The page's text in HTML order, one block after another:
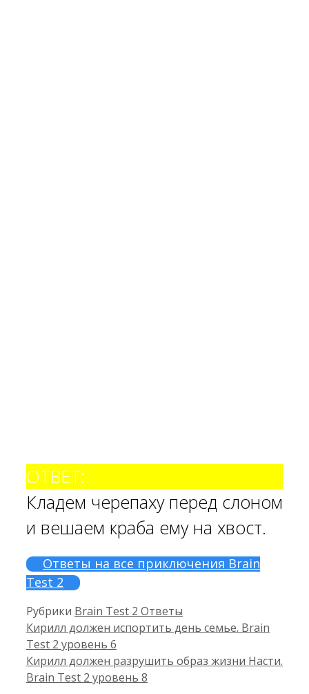
ОТВЕТ:
Кладем черепаху перед слоном
и вешаем краба ему на хвост.
Ответы на все приключения Brain
Test 2
Рубрики Brain Test 2 Ответы
Кирилл должен испортить день семье. Brain
Test 2 уровень 6
Кирилл должен разрушить образ жизни Насти.
Brain Test 2 уровень 8